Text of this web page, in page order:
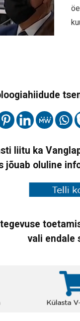
liitu ka
jõuab oluline
vali endale